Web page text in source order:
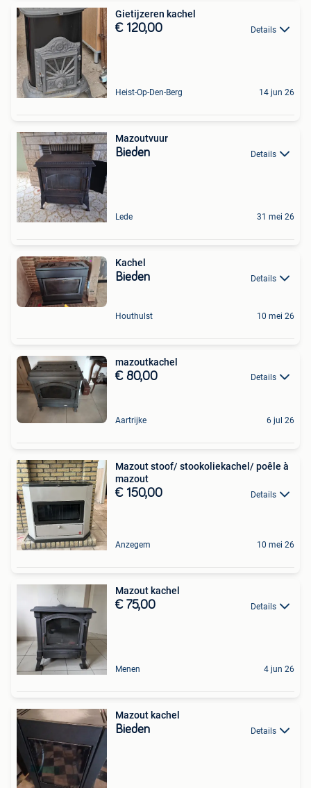
Gietijzeren kachel
€ 120,00 Details
Heist-Op-Den-Berg 14 jun 26
Mazoutvuur
Bieden Details
Lede 31 mei 26
Kachel
Bieden Details
Houthulst 10 mei 26
mazoutkachel
€ 80,00 Details
Aartrijke 6 jul 26
Mazout stoof/ stookoliekachel/ poêle à
mazout
€ 150,00 Details
Anzegem 10 mei 26
Mazout kachel
€ 75,00 Details
Menen 4 jun 26
Mazout kachel
Bieden Details